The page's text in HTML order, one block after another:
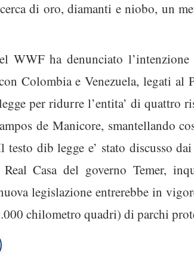
di oro, diamanti e niobo, un
WWF ha denunciato
Colombia e Venezuela, legati
per ridurre l’entita’ di quattro
de Manicore, smantellando
dib legge e’ stato discusso
Casa del governo Temer,
legislazione entrerebbe in
chilometro quadri) di parchi